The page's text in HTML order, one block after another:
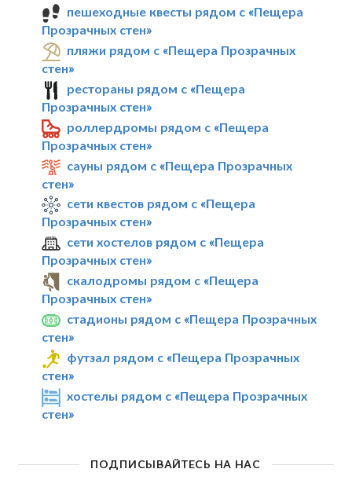
пешеходные квесты рядом с «Пещера
Прозрачных стен»
пляжи рядом с «Пещера Прозрачных
стен»
рестораны рядом с «Пещера
Прозрачных стен»
роллердромы рядом с «Пещера
Прозрачных стен»
сауны рядом с «Пещера Прозрачных
стен»
сети квестов рядом с «Пещера
Прозрачных стен»
сети хостелов рядом с «Пещера
Прозрачных стен»
скалодромы рядом с «Пещера
Прозрачных стен»
стадионы рядом с «Пещера Прозрачных
стен»
футзал рядом с «Пещера Прозрачных
стен»
хостелы рядом с «Пещера Прозрачных
стен»
ПОДПИСЫВАЙТЕСЬ НА НАС